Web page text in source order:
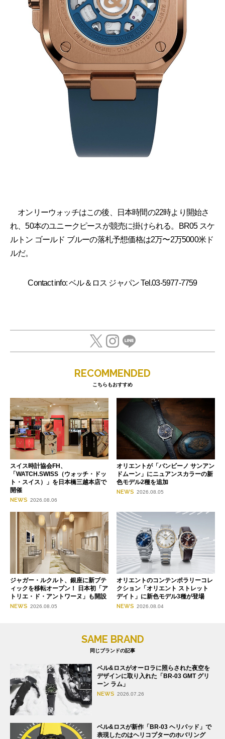
オンリーウォッチはこの後、日本時間の22時より開始さ
れ、50本のユニークピースが競売に掛けられる。BR05 スケ
ルトン ゴールド ブルーの落札予想価格は2万〜2万5000米ド
ルだ。
Contact info: ベル＆ロス ジャパン Tel.03-5977-7759
RECOMMENDED
こちらもおすすめ
スイス時計協会FH、
「WATCH.SWISS（ウォッチ・ドッ
ト・スイス）」を日本橋三越本店で
開催
NEWS 2026.08.06
オリエントが「バンビーノ サンアン
ドムーン」にニュアンスカラーの新
色モデル2種を追加
NEWS 2026.08.05
ジャガー・ルクルト、銀座に新ブテ
ィックを移転オープン！ 日本初「ア
トリエ・ド・アントワーヌ」も開設
NEWS 2026.08.05
オリエントのコンテンポラリーコレ
クション「オリエント ストレット
デイト」に新色モデル3種が登場
NEWS 2026.08.04
SAME BRAND
同じブランドの記事
ベル&ロスがオーロラに照らされた夜空を
デザインに取り入れた「BR-03 GMT グリ
ーン ラム」
NEWS 2026.07.26
ベル&ロスが新作「BR-03 ヘリパッド」で
表現したのはヘリコプターのホバリング